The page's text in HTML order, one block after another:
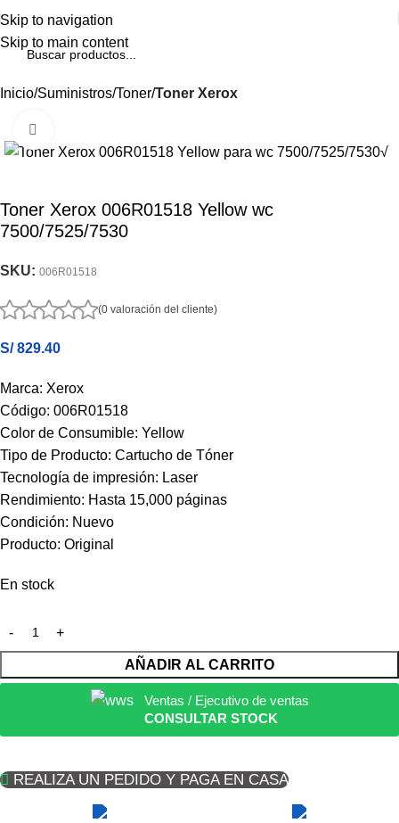
Skip to navigation
Skip to main content
Inicio Suministros Toner Toner Xerox
Toner Xerox 006R01518 Yellow wc
7500/7525/7530
SKU: 006R01518
(0 valoración del cliente)
S/829.40
Marca: Xerox
Código: 006R01518
Color de Consumible: Yellow
Tipo de Producto: Cartucho de Tóner
Tecnología de impresión: Laser
Rendimiento: Hasta 15,000 páginas
Condición: Nuevo
Producto: Original
En stock
AÑADIR AL CARRITO
Ventas / Ejecutivo de ventas
CONSULTAR STOCK
REALIZA UN PEDIDO Y PAGA EN CASA